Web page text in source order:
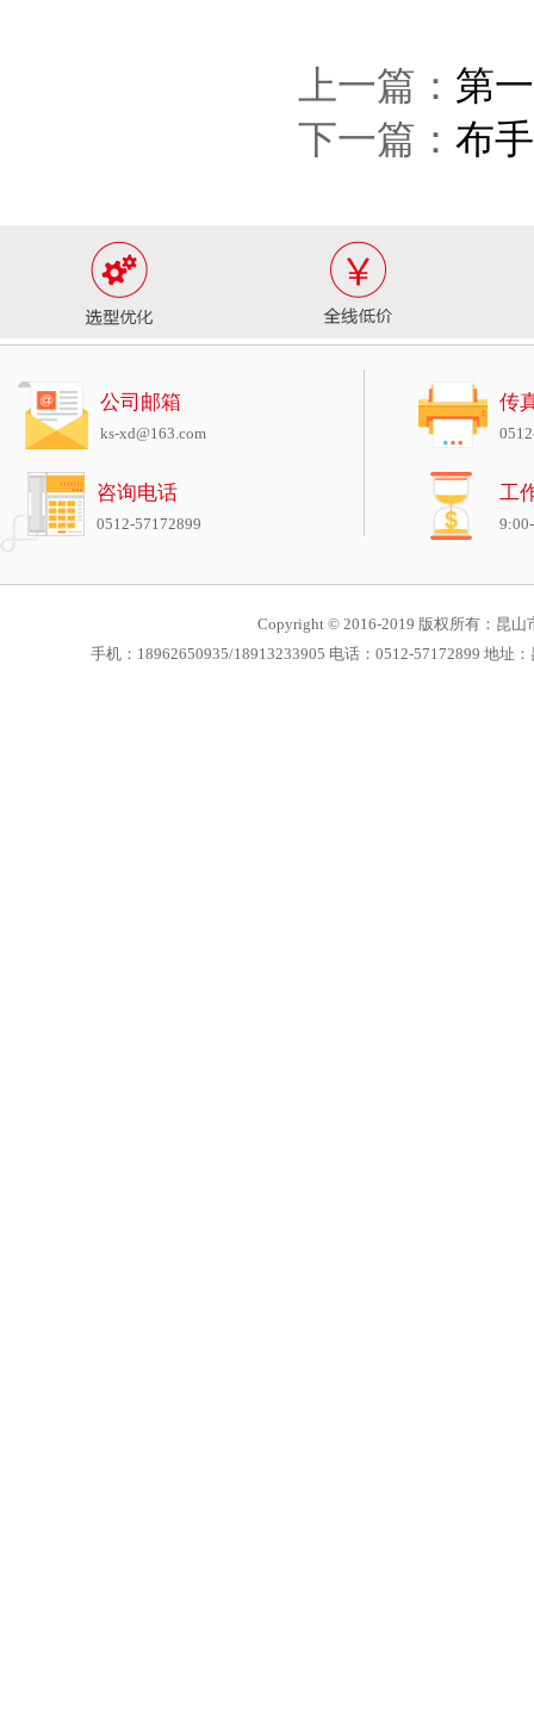
上一篇： 第
下一篇： 布
公司邮箱
ks-xd@163.com
咨询电话
0512-57172899
传
工
Copyright © 2016-2019 版权所有：昆山
手机：18962650935/18913233905 电话：0512-57172899 地址